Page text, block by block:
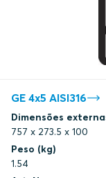
GE 4x5 AISI316
Dimensões
757 x 273.5 x 100
Peso (kg)
1.54